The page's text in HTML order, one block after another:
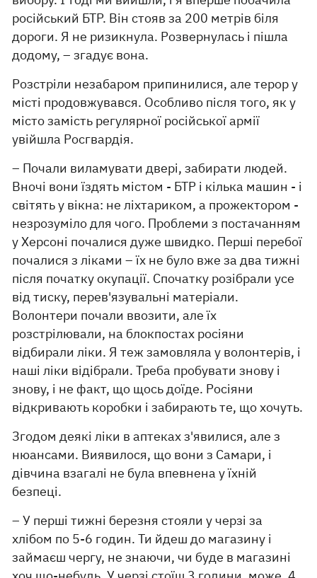
російський БТР. Він стояв за 200 метрів біля
дороги. Я не ризикнула. Розвернулась і пішла
додому, – згадує вона.
Розстріли незабаром припинилися, але терор у
місті продовжувався. Особливо після того, як у
місто замість регулярної російської армії
увійшла Росгвардія.
– Почали виламувати двері, забирати людей.
Вночі вони їздять містом - БТР і кілька машин - і
світять у вікна: не ліхтариком, а прожектором -
незрозуміло для чого. Проблеми з постачанням
у Херсоні почалися дуже швидко. Перші перебої
почалися з ліками – їх не було вже за два тижні
після початку окупації. Спочатку розібрали усе
від тиску, перев'язувальні матеріали.
Волонтери почали ввозити, але їх
розстрілювали, на блокпостах росіяни
відбирали ліки. Я теж замовляла у волонтерів, і
наші ліки відібрали. Треба пробувати знову і
знову, і не факт, що щось доїде. Росіяни
відкривають коробки і забирають те, що хочуть.
Згодом деякі ліки в аптеках з'явилися, але з
нюансами. Виявилося, що вони з Самари, і
дівчина взагалі не була впевнена у їхній
безпеці.
– У перші тижні березня стояли у черзі за
хлібом по 5-6 годин. Ти йдеш до магазину і
займаєш чергу, не знаючи, чи буде в магазині